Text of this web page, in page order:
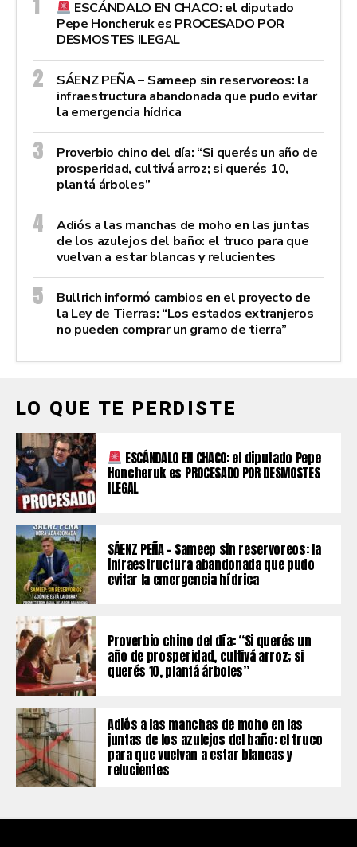
ESCÁNDALO EN CHACO: el diputado
Pepe Honcheruk es PROCESADO POR
DESMOSTES ILEGAL
SÁENZ PEÑA – Sameep sin reservoreos: la
infraestructura abandonada que pudo evitar
la emergencia hídrica
Proverbio chino del día: “Si querés un año de
prosperidad, cultivá arroz; si querés 10,
plantá árboles”
Adiós a las manchas de moho en las juntas
de los azulejos del baño: el truco para que
vuelvan a estar blancas y relucientes
Bullrich informó cambios en el proyecto de
la Ley de Tierras: “Los estados extranjeros
no pueden comprar un gramo de tierra”
LO QUE TE PERDISTE
ESCÁNDALO EN CHACO: el diputado Pepe
Honcheruk es PROCESADO POR DESMOSTES
ILEGAL
SÁENZ PEÑA – Sameep sin reservoreos: la
infraestructura abandonada que pudo
evitar la emergencia hídrica
Proverbio chino del día: “Si querés un
año de prosperidad, cultivá arroz; si
querés 10, plantá árboles”
Adiós a las manchas de moho en las
juntas de los azulejos del baño: el truco
para que vuelvan a estar blancas y
relucientes